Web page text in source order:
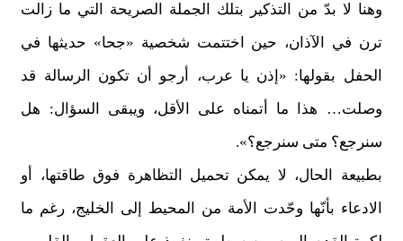
وهنا لا بدّ من التذكير بتلك الجملة الصريحة التي ما زالت
ترن في الآذان، حين اختتمت شخصية «جحا» حديثها في
الحفل بقولها: «إذن يا عرب، أرجو أن تكون الرسالة قد
وصلت… هذا ما أتمناه على الأقل، ويبقى السؤال: هل
سنرجع؟ متى سنرجع؟».
بطبيعة الحال، لا يمكن تحميل التظاهرة فوق طاقتها، أو
الادعاء بأنّها وحّدت الأمة من المحيط إلى الخليج، رغم ما